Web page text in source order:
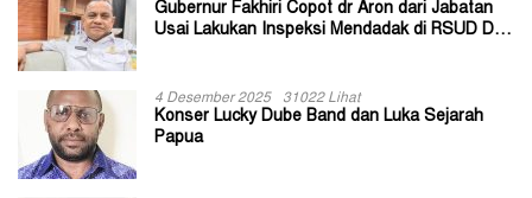
Gubernur Fakhiri Copot dr Aron dari Jabatan
Usai Lakukan Inspeksi Mendadak di RSUD Dok
4 Desember 2025 31022 Lihat
Konser Lucky Dube Band dan Luka Sejarah
Papua